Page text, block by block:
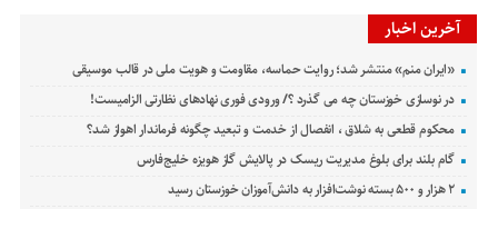
آخرین اخبار
«ایران منم» منتشر شد؛ روایت حماسه، مقاومت و هویت ملی در قالب موسیقی
در نوسازی خوزستان چه می گذرد ؟/ ورودی فوری نهادهای نظارتی الزامیست!
محکوم قطعی به شلاق ، انفصال از خدمت و تبعید چگونه فرماندار اهواز شد؟
گام بلند برای بلوغ مدیریت ریسک در پالایش گاز هویزه خلیج‌فارس
۲ هزار و ۵۰۰ بسته نوشت‌افزار به دانش‌آموزان خوزستان رسید